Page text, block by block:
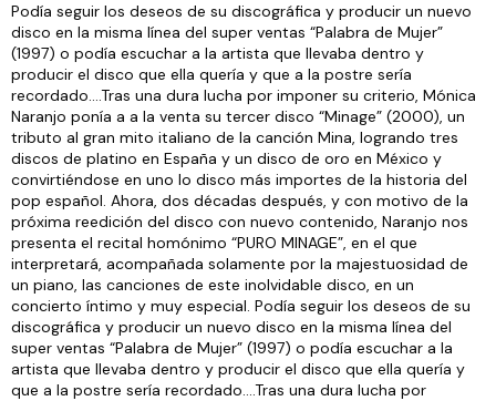
Podía seguir los deseos de su discográfica y producir un nuevo
disco en la misma línea del super ventas “Palabra de Mujer”
(1997) o podía escuchar a la artista que llevaba dentro y
producir el disco que ella quería y que a la postre sería
recordado….Tras una dura lucha por imponer su criterio, Mónica
Naranjo ponía a a la venta su tercer disco “Minage” (2000), un
tributo al gran mito italiano de la canción Mina, logrando tres
discos de platino en España y un disco de oro en México y
convirtiéndose en uno lo disco más importes de la historia del
pop español. Ahora, dos décadas después, y con motivo de la
próxima reedición del disco con nuevo contenido, Naranjo nos
presenta el recital homónimo “PURO MINAGE”, en el que
interpretará, acompañada solamente por la majestuosidad de
un piano, las canciones de este inolvidable disco, en un
concierto íntimo y muy especial. Podía seguir los deseos de su
discográfica y producir un nuevo disco en la misma línea del
super ventas “Palabra de Mujer” (1997) o podía escuchar a la
artista que llevaba dentro y producir el disco que ella quería y
que a la postre sería recordado….Tras una dura lucha por